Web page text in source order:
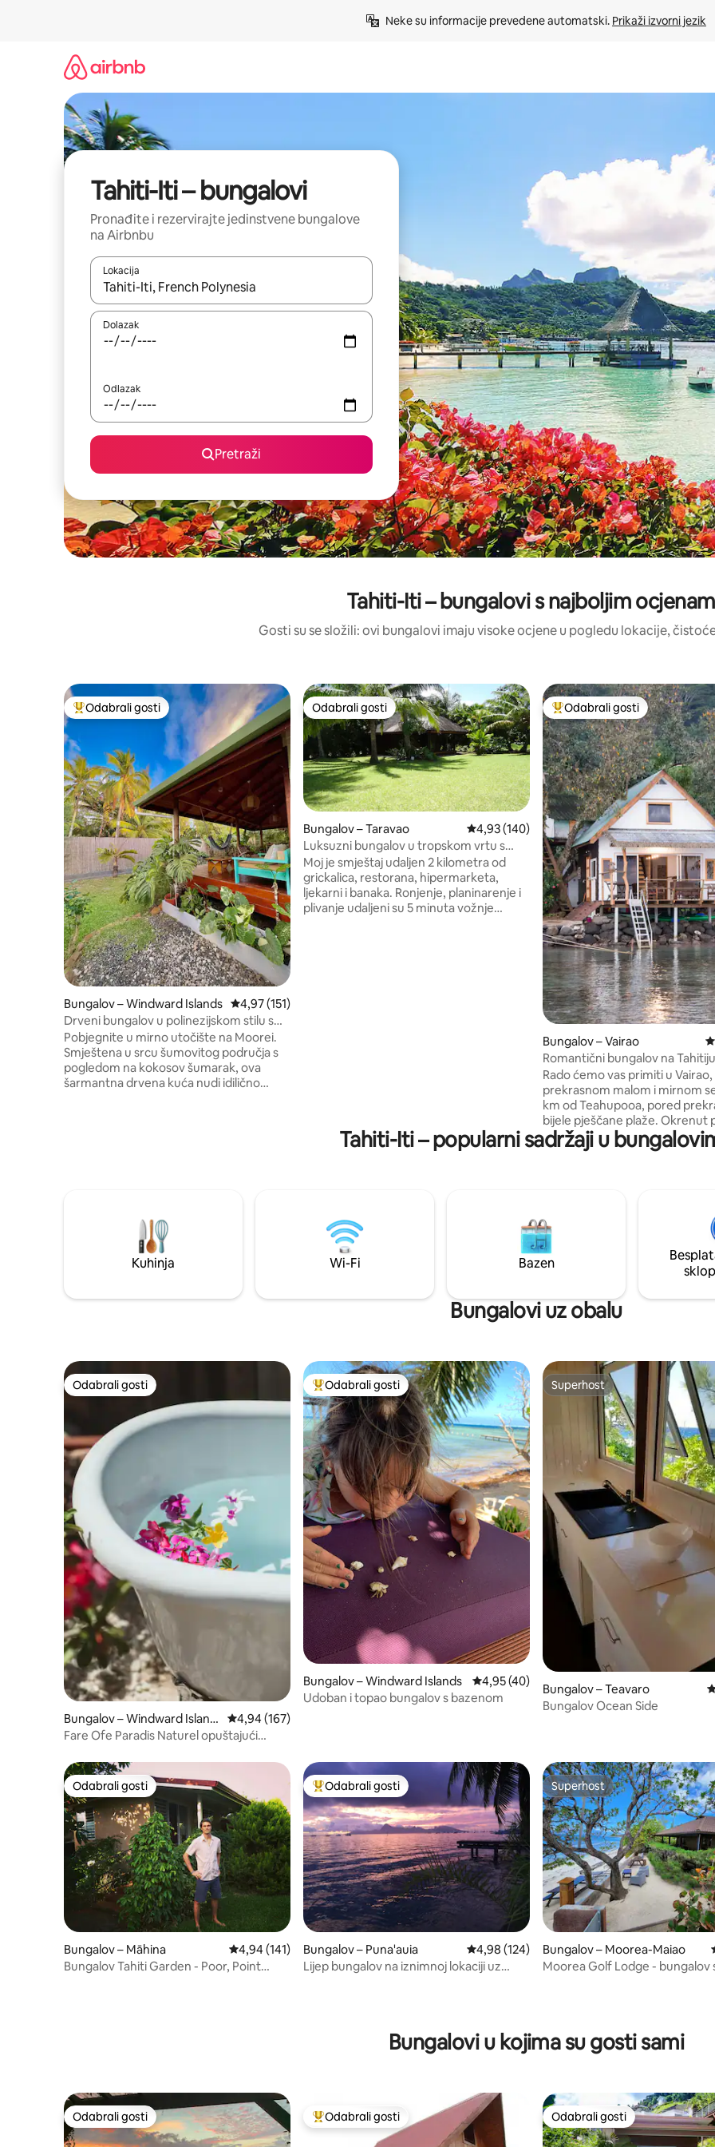
Neke su informacije prevedene automatski. Prikaži izvorni jezik
Tahiti-Iti – bungalovi
Pronađite i rezervirajte jedinstvene bungalove
na Airbnbu
Lokacija
Kada budu dostupni rezultati, moći ćete ih pregledati koristeći se strelicama prema gore i prema dolje, kao i dodirom ili
Dolazak
Odlazak
Pretraži
Tahiti-Iti – bungalovi s najboljim
Gosti su se složili: ovi bungalovi imaju visoke ocjene u pogledu lokacije,
Među najviše rangiranima s oznakom „Odabrali gosti”
Odabrali gosti
Bungalov – Windward Islands Prosječna ocjena: 4,97/5, recenzija: 151
4,97 (151)
Drveni bungalov u polinezijskom stilu s
pristupom plaži – Moorea
Pobjegnite u mirno utočište na Moorei.
Smještena u srcu šumovitog područja s
pogledom na kokosov šumarak, ova
šarmantna drvena kuća nudi idilično
u polinezijsku kulturu. Savršeno mjesto.
Odabrali gosti
Odabrali gosti
Bungalov – Taravao Prosječna ocjena: 4,93/5, recenzija: 140
4,93 (140)
Luksuzni bungalov u tropskom vrtu s
bazenom
Moj je smještaj udaljen 2 kilometra od
grickalica, restorana, hipermarketa,
ljekarni i banaka. Ronjenje, planinarenje i
plivanje udaljeni su 5 minuta vožnje
Među najviše rangiranima s
Odabrali gosti
Bungalov – Vairao
Romantični bungalov na
vode
Rado ćemo vas primiti u Vairao,
prekrasnom malom i mirnom
km od Teahupooa, pored
bijele pješčane plaže. Okrenut
laguni, ljubitelji vodenih
sretni : surfanje (5 mjesta za
"tahitiititourandsurf", moći ćete
različitim izletima koje nudimo.
otkrijte ovaj mali raj.
Tahiti-Iti – popularni sadržaji u
Kuhinja Wi-Fi Bazen
Bungalovi uz obalu
Odabrali gosti
Odabrali gosti
Bungalov – Windward Island
s
Prosječna ocjena: 4,94/5, recenzija: 167
4,94 (167)
Fare Ofe Paradis Naturel opuštajući
Među najviše rangiranima s oznakom „Odabrali gosti”
Odabrali gosti
Bungalov – Windward Islands Prosječna ocjena: 4,95/5, recenzija: 40
4,95 (40)
Udoban i topao bungalov s bazenom
Superhost
Superhost
Bungalov – Teavaro
Bungalov Ocean Side
Odabrali gosti
Odabrali gosti
Bungalov – Māhina Prosječna ocjena: 4,94/5, recenzija: 141
4,94 (141)
Bungalov Tahiti Garden - Poor, Point
Među najviše rangiranima s oznakom „Odabrali gosti”
Odabrali gosti
Bungalov – Puna'auia Prosječna ocjena: 4,98/5, recenzija: 124
4,98 (124)
Lijep bungalov na iznimnoj lokaciji uz
Superhost
Superhost
Bungalov – Moorea-Maiao
Moorea Golf Lodge - bungalov
Bungalovi u kojima su gosti sami
Odabrali gosti
Odabrali gosti Među najviše rangiranima s oznakom „Odabrali gosti”
Odabrali gosti Odabrali gosti
Odabrali gosti